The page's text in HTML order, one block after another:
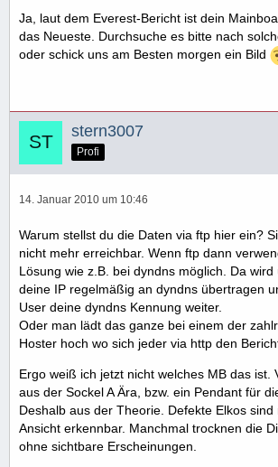
Ja, laut dem Everest-Bericht ist dein
das Neueste. Durchsuche es bitte nach
oder schick uns am Besten morgen ein Bild
stern3007
Profi
14. Januar 2010 um 10:46
Warum stellst du die Daten via ftp hier ein?
nicht mehr erreichbar. Wenn ftp dann
Lösung wie z.B. bei dyndns möglich. Da wird
deine IP regelmäßig an dyndns übertragen
User deine dyndns Kennung weiter.
Oder man lädt das ganze bei einem der
Hoster hoch wo sich jeder via http den
Ergo weiß ich jetzt nicht welches MB das ist.
aus der Sockel A Ära, bzw. ein Pendant für
Deshalb aus der Theorie. Defekte Elkos sind
Ansicht erkennbar. Manchmal trocknen die
ohne sichtbare Erscheinungen.